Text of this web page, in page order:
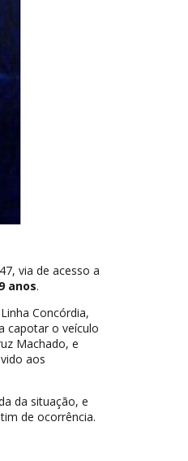
via de acesso a
anos.
Concórdia,
capotar o veículo
Machado, e
aos
da situação, e
de ocorrência.